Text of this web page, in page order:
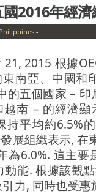
2016年經
-
2015 根據
南亞、中國和
的五個國家 –
越南 – 的經濟
持平均約6.5%
展組織表示, 在
為6.0%. 這主要
能. 根據該觀
力, 同時也受